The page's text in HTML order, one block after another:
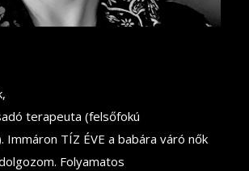
terapeuta (felsőfokú
TÍZ ÉVE a babára váró nők
Folyamatos